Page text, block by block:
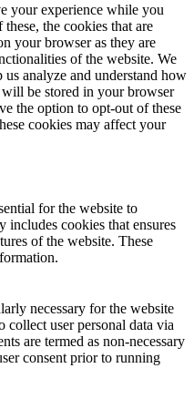
your experience while you
the cookies that are
your browser as they are
of the website. We
analyze and understand how
be stored in your browser
the option to opt-out of these
cookies may affect your
for the website to
cookies that ensures
of the website. These
necessary for the website
user personal data via
are termed as non-necessary
consent prior to running